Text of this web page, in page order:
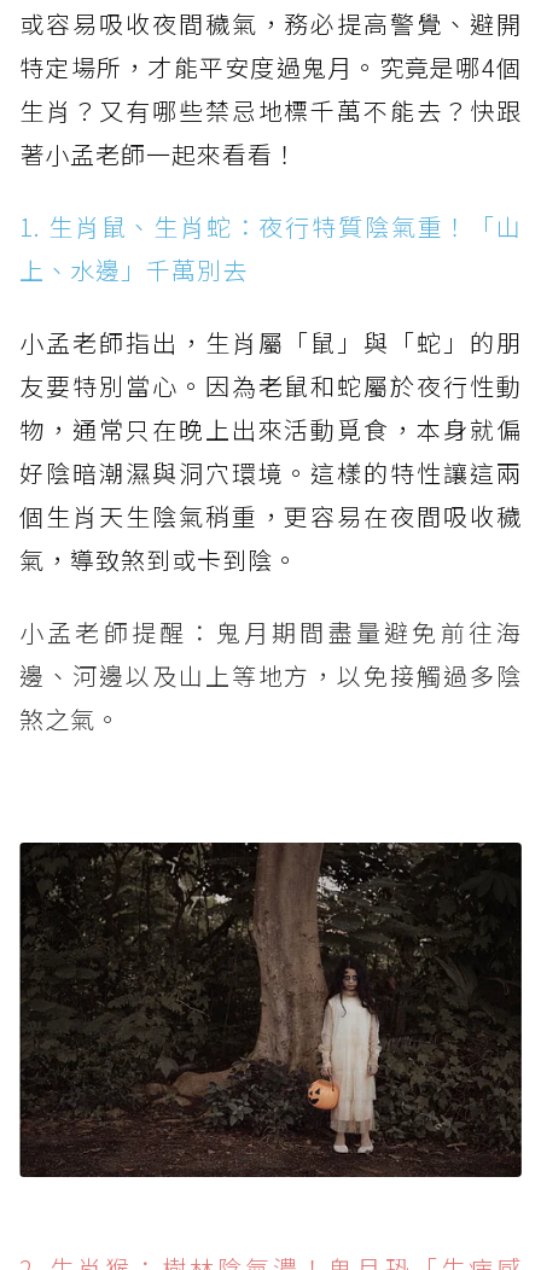
或容易吸收夜間穢氣，務必提高警覺、避開
特定場所，才能平安度過鬼月。究竟是哪4個
生肖？又有哪些禁忌地標千萬不能去？快跟
著小孟老師一起來看看！
1. 生肖鼠、生肖蛇：夜行特質陰氣重！「山
上、水邊」千萬別去
小孟老師指出，生肖屬「鼠」與「蛇」的朋
友要特別當心。因為老鼠和蛇屬於夜行性動
物，通常只在晚上出來活動覓食，本身就偏
好陰暗潮濕與洞穴環境。這樣的特性讓這兩
個生肖天生陰氣稍重，更容易在夜間吸收穢
氣，導致煞到或卡到陰。
小孟老師提醒：鬼月期間盡量避免前往海
邊、河邊以及山上等地方，以免接觸過多陰
煞之氣。